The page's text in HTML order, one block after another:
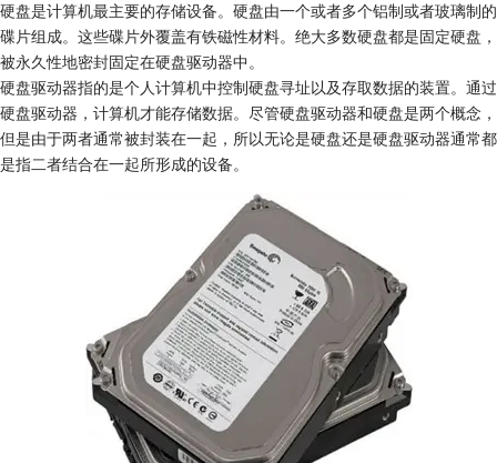
硬盘是计算机最主要的存储设备。硬盘由一个或者多个铝制或者玻璃制的
碟片组成。这些碟片外覆盖有铁磁性材料。绝大多数硬盘都是固定硬盘，
被永久性地密封固定在硬盘驱动器中。
硬盘驱动器指的是个人计算机中控制硬盘寻址以及存取数据的装置。通过
硬盘驱动器，计算机才能存储数据。尽管硬盘驱动器和硬盘是两个概念，
但是由于两者通常被封装在一起，所以无论是硬盘还是硬盘驱动器通常都
是指二者结合在一起所形成的设备。